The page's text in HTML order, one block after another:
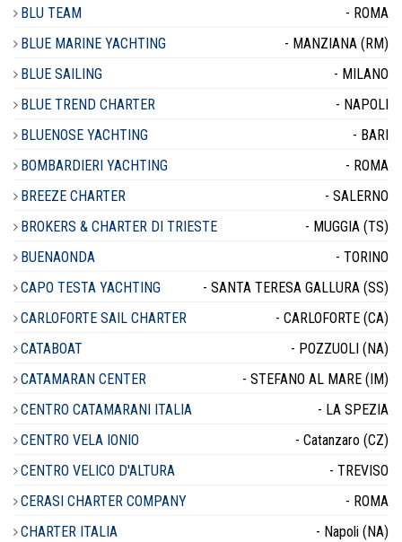
BLU TEAM
- ROMA
BLUE MARINE YACHTING
- MANZIANA (RM)
BLUE SAILING
- MILANO
BLUE TREND CHARTER
- NAPOLI
BLUENOSE YACHTING
- BARI
BOMBARDIERI YACHTING
- ROMA
BREEZE CHARTER
- SALERNO
BROKERS & CHARTER DI TRIESTE
- MUGGIA (TS)
BUENAONDA
- TORINO
CAPO TESTA YACHTING
- SANTA TERESA GALLURA (SS)
CARLOFORTE SAIL CHARTER
- CARLOFORTE (CA)
CATABOAT
- POZZUOLI (NA)
CATAMARAN CENTER
- STEFANO AL MARE (IM)
CENTRO CATAMARANI ITALIA
- LA SPEZIA
CENTRO VELA IONIO
- Catanzaro (CZ)
CENTRO VELICO D'ALTURA
- TREVISO
CERASI CHARTER COMPANY
- ROMA
CHARTER ITALIA
- Napoli (NA)